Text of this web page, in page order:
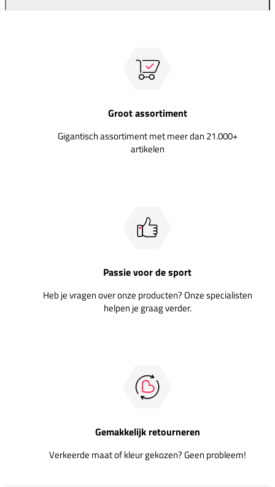
Groot assortiment
Gigantisch assortiment met meer dan 21.000+
artikelen
Passie voor de sport
Heb je vragen over onze producten? Onze specialisten
helpen je graag verder.
Gemakkelijk retourneren
Verkeerde maat of kleur gekozen? Geen probleem!